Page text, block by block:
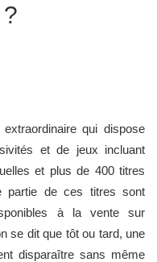
qui dispose
et de jeux incluant
et plus de 400 titres
partie de ces titres sont
à la vente sur
se dit que tôt ou tard, une
disparaître sans même